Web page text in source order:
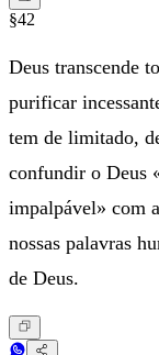
§42
Deus transcende
purificar
tem de limitado,
confundir o Deus
impalpável» com
nossas palavras
de Deus.